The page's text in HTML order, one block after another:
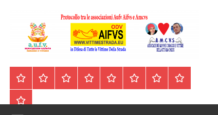
contenuto
A.I.F.V.S.
–
Associazione
difesa
di
tutte
HomepageSegnalazioni
Nord
Centro
Sud
ContattiIncidenti
Il
Archivio